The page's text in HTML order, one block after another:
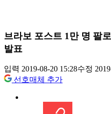
브라보 포스트 1만 명 팔
발표
입력 2019-08-20 15:28수정
선호매체 추가